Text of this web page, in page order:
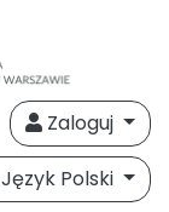
Zaloguj
Język Polski